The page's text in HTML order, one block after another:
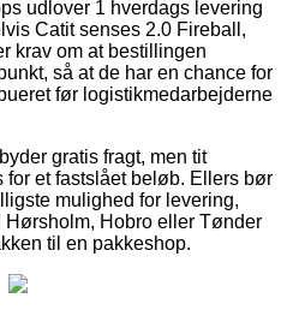
udlover 1 hverdags levering
Catit senses 2.0 Fireball,
krav om at bestillingen
så at de har en chance for
før logistikmedarbejderne
gratis fragt, men tit
et fastslået beløb. Ellers bør
mulighed for levering,
Hørsholm, Hobro eller Tønder
til en pakkeshop.